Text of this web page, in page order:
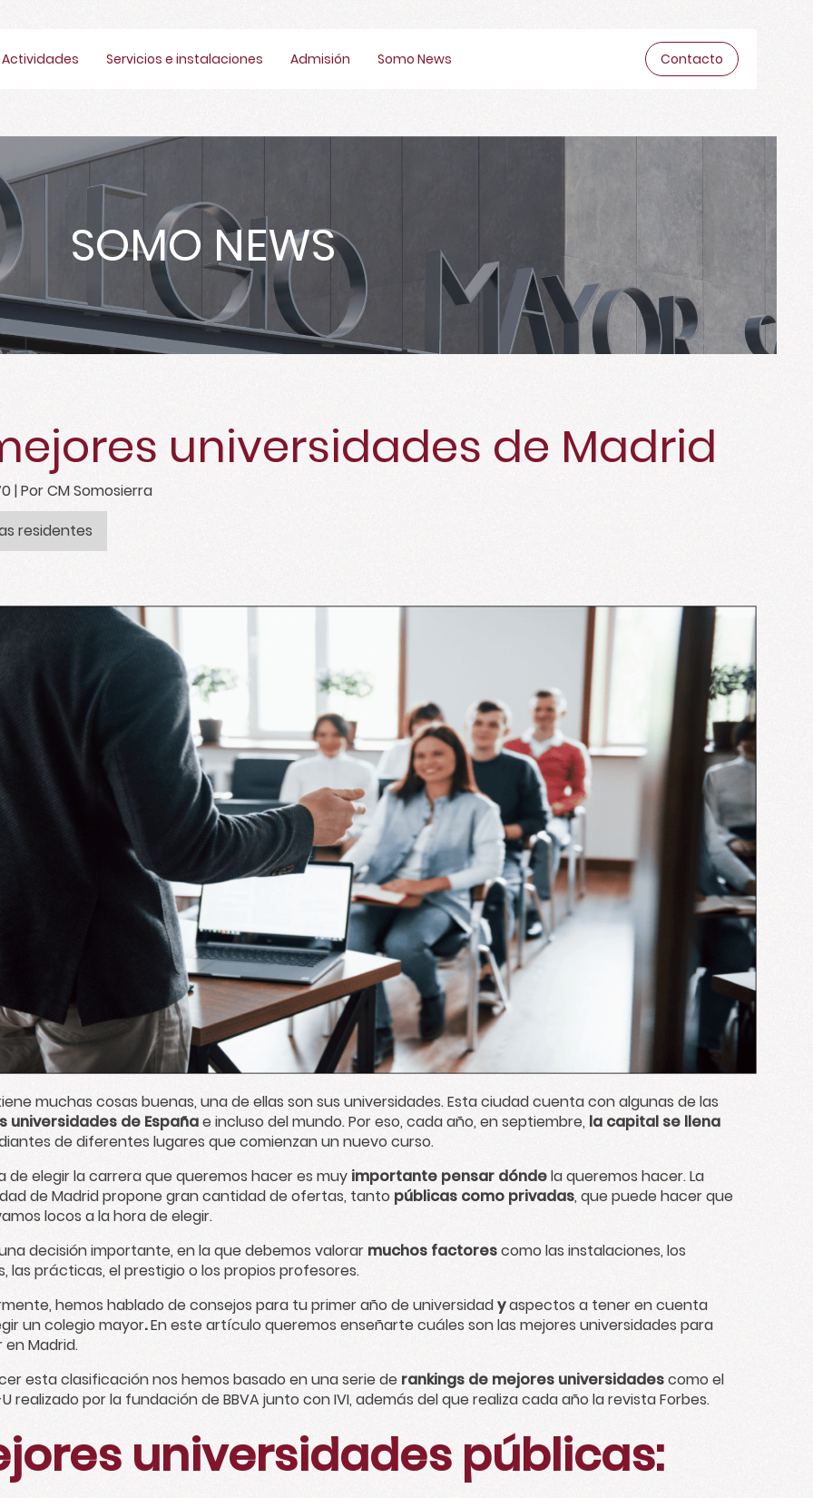
Actividades Servicios e instalaciones Admisión Somo News Contacto
SOMO NEWS
universidades de Madrid
| Por CM Somosierra
residentes
muchas cosas buenas, una de ellas son sus universidades. Esta ciudad cuenta con algunas de las
universidades de Españae incluso del mundo. Por eso, cada año, en septiembre, la capital se llena
de diferentes lugares que comienzan un nuevo curso.
de elegir la carrera que queremos hacer es muy importante pensar dóndela queremos hacer. La
de Madrid propone gran cantidad de ofertas, tanto públicas como privadas, que puede hacer que
locos a la hora de elegir.
decisión importante, en la que debemos valorar muchos factorescomo las instalaciones, los
las prácticas, el prestigio o los propios profesores.
hemos hablado de consejos para tu primer año de universidadyaspectos a tener en cuenta
un colegio mayor.En este artículo queremos enseñarte cuáles son las mejores universidades para
Madrid.
esta clasificación nos hemos basado en una serie de rankings de mejores universidadescomo el
realizado por la fundación de BBVA junto con IVI, además del que realiza cada año larevista Forbes.
universidades públicas: